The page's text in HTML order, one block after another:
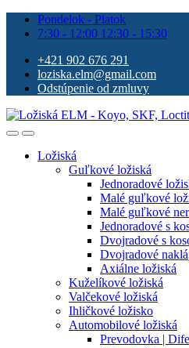
Pondelok - Piatok
7:30 - 12:00 12:30 - 15:30
+421 902 676 291
loziska.elm@gmail.com
Odstúpenie od zmluvy
Ložiská
Guľkové ložiská
Jednoradové
Malé guľkové
Malé guľkové
Jednoradové s
Dvojradové s
Dvojradové
Axiálne ložiská
Kuželíkové ložiská
Valčekové ložiská
Ihličkové ložisko
Automobilové ložiská
Prevodovka |